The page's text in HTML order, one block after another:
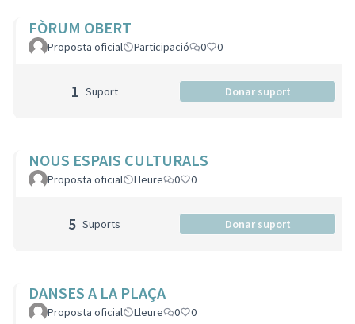
FÒRUM OBERT
Proposta oficial Participació 0 0
1 Suport Donar suport
NOUS ESPAIS CULTURALS
Proposta oficial Lleure 0 0
5 Suports Donar suport
DANSES A LA PLAÇA
Proposta oficial Lleure 0 0